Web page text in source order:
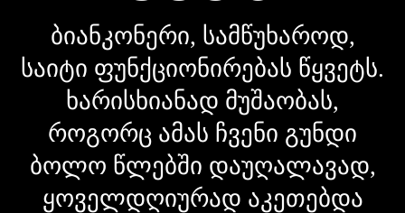
ბიანკონერი, სამწუხაროდ,
საიტი ფუნქციონირებას წყვეტს.
ხარისხიანად მუშაობას,
როგორც ამას ჩვენი გუნდი
ბოლო წლებში დაუღალავად,
ყოველდღიურად აკეთებდა